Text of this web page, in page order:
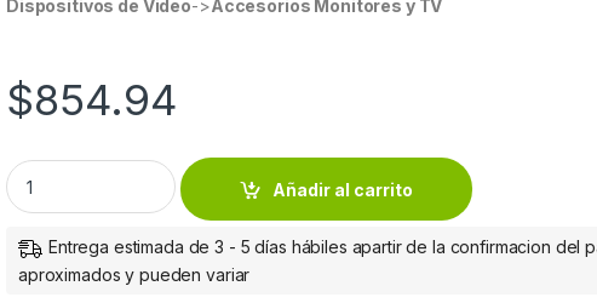
Dispositivos de Video->Accesorios Monitores y TV
$854.94
BASE PARA LAPTOP - ELEVADOR O SOPORTE VERTICAL 2 EN 1 -
Añadir al carrito
Entrega estimada de 3 - 5 días hábiles apartir de la confirmacion del
aproximados y pueden variar